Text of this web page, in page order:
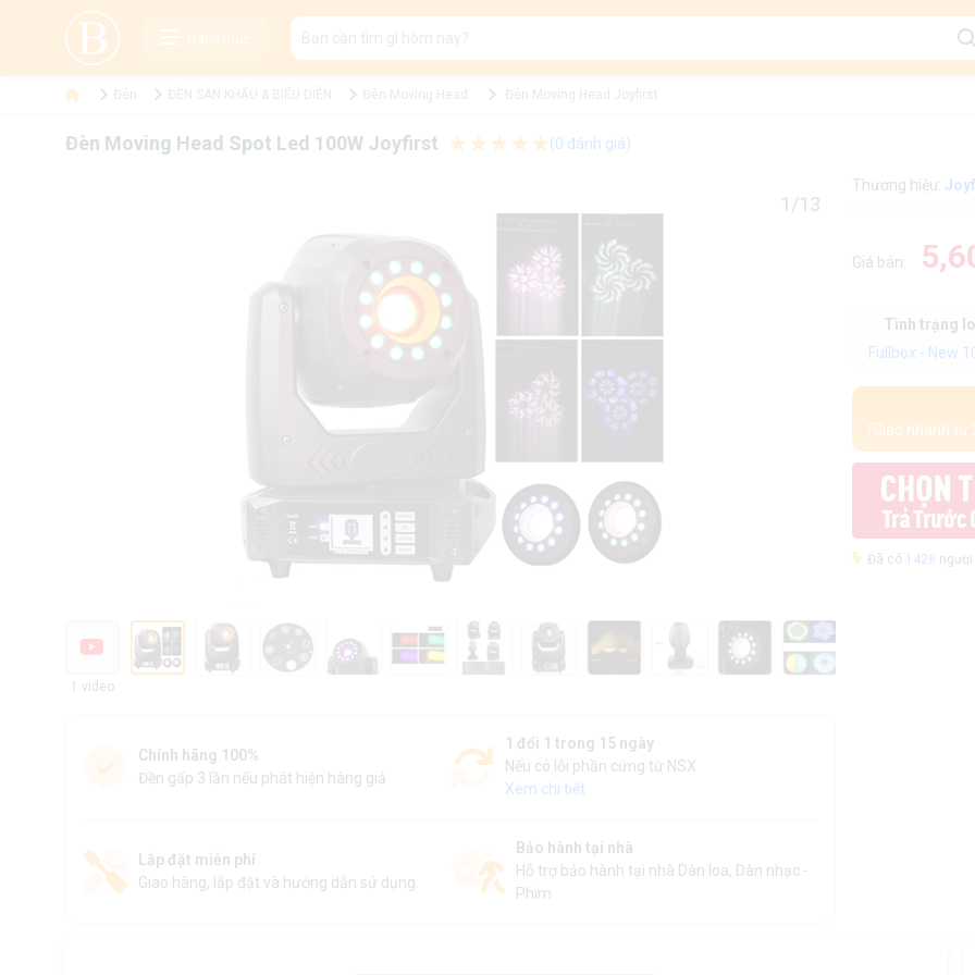
Danh mục
Đèn Moving Head Spot Led 100W Joyfirst (0 đánh giá)
1/13
1 video
Chính hãng 100%
Đền gấp 3 lần nếu phát hiện hàng giả
1 đổi 1 trong 15 ngày
Nếu có lỗi phần cứng từ NSX
Xem chi tiết
Lắp đặt miễn phí
Giao hàng, lắp đặt và hướng dẫn sử dụng.
Bảo hành tại nhà
Hỗ trợ bảo hành tại nhà Dàn loa, Dàn nhạc -
Phim
Thương hiệu:
Giá bán:
Tình trạng
Fullbox - New
(Giao nhanh từ
Đã có 1428